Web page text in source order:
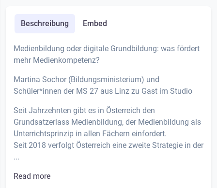
Beschreibung Embed
Medienbildung oder digitale Grundbildung: was fördert
mehr Medienkompetenz?
Martina Sochor (Bildungsministerium) und
Schüler*innen der MS 27 aus Linz zu Gast im Studio
Seit Jahrzehnten gibt es in Österreich den
Grundsatzerlass Medienbildung, der Medienbildung als
Unterrichtsprinzip in allen Fächern einfordert.
Seit 2018 verfolgt Österreich eine zweite Strategie in der
...
Read more